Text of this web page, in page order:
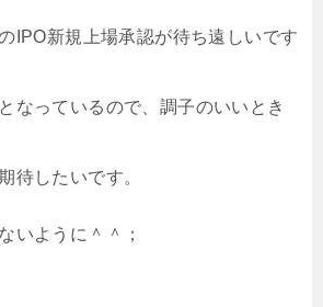
IPO新規上場承認が待ち遠しいです
なっているので、調子のいいとき
待したいです。
いように＾＾；